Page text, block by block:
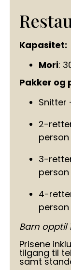
Kapasitet:
Mori:
Pakker og
Snitter
2-
person
3-
person
4-
Barn opptil
Prisene
tilgang til
samt